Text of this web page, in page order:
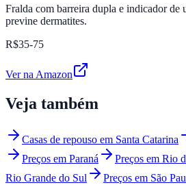
Fralda com barreira dupla e indicador de
previne dermatites.
R$35-75
Ver na Amazon
Veja também
Casas de repouso em Santa Catarina
Preços em Paraná Preços em Rio
Rio Grande do Sul
Preços em São